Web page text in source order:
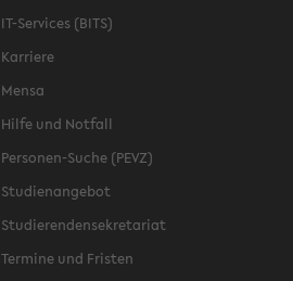
IT-​Services (BITS)
Kar­rie­re
Mensa
Hilfe und Not­fall
Personen-​Suche (PEVZ)
Stu­di­en­an­ge­bot
Stu­die­ren­den­se­kre­ta­ri­at
Ter­mi­ne und Fris­ten